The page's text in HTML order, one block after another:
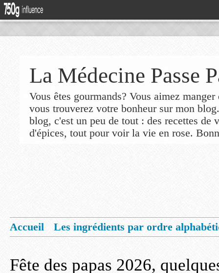
La Médecine Passe
Vous êtes gourmands? Vous aimez
vous trouverez votre bonheur sur mon
blog, c'est un peu de tout : des recettes de
d'épices, tout pour voir la vie en rose.
Accueil
Les ingrédients par ordre
Fête des papas 2026,